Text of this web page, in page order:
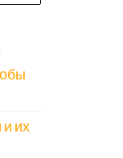
их